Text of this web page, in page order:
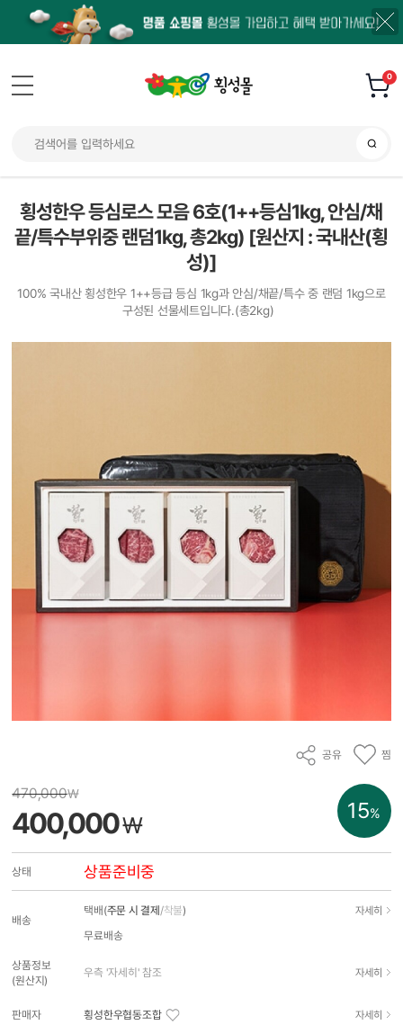
0
횡성한우 등심로스 모음 6호(1++등심1kg, 안심/채
끝/특수부위중 랜덤1kg, 총2kg) [원산지 : 국내산(횡
성)]
100% 국내산 횡성한우 1++등급 등심 1kg과 안심/채끝/특수 중 랜덤 1kg으로
구성된 선물세트입니다.(총2kg)
공유 찜
15%
470,000₩
400,000₩
상태 상품준비중
배송
택배(주문 시 결제 /착불) 자세히
무료배송
상품정보
(원산지)
우측 '자세히' 참조 자세히
판매자 횡성한우협동조합 자세히